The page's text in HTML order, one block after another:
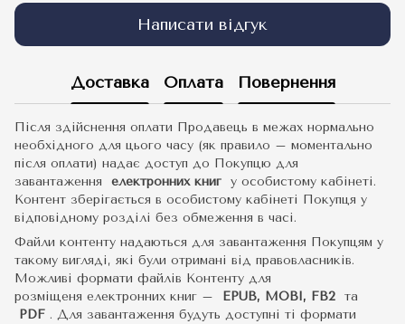
Написати відгук
Доставка Оплата Повернення
Після здійснення оплати Продавець в межах нормально
необхідного для цього часу (як правило – моментально
після оплати) надає доступ до Покупцю для
завантаження електронних книг у особистому кабінеті.
Контент зберігається в особистому кабінеті Покупця у
відповідному розділі без обмеження в часі.
Файли контенту надаються для завантаження Покупцям у
такому вигляді, які були отримані від правовласників.
Можливі формати файлів Контенту для
розміщеня електронних книг –
EPUB, MOBI, FB2 та
PDF . Для завантаження будуть доступні ті формати